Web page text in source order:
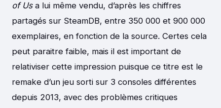
of Usa lui même vendu, d’après les chiffres
partagés sur SteamDB, entre 350 000 et 900 000
exemplaires, en fonction de la source. Certes cela
peut paraitre faible, mais il est important de
relativiser cette impression puisque ce titre est le
remake d’un jeu sorti sur 3 consoles différentes
depuis 2013, avec des problèmes critiques